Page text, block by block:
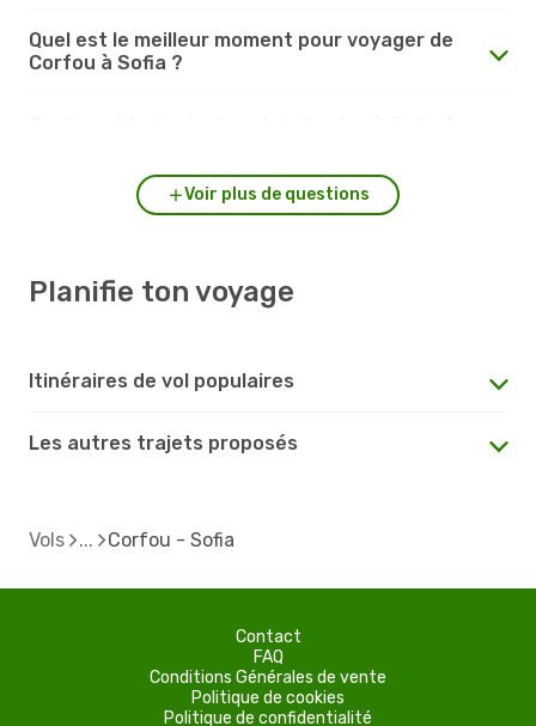
Quel est le meilleur moment pour voyager de
Corfou à Sofia ?
Voir plus de questions
Planifie ton voyage
Itinéraires de vol populaires
Les autres trajets proposés
Vols Corfou - Sofia
Contact
FAQ
Conditions Générales de vente
Politique de cookies
Politique de confidentialité